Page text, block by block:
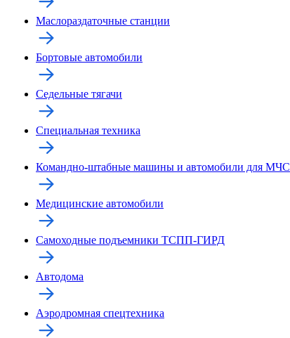
Маслораздаточные станции
Бортовые автомобили
Седельные тягачи
Специальная техника
Командно-штабные машины и автомобили для МЧС
Медицинские автомобили
Самоходные подъемники ТСПП-ГИРД
Автодома
Аэродромная спецтехника